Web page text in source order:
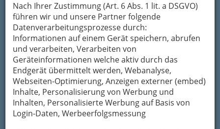
Nach Ihrer Zustimmung (Art. 6 Abs. 1 lit. a DSGVO)
führen wir und unsere Partner folgende
Datenverarbeitungsprozesse durch:
Informationen auf einem Gerät speichern, abrufen
und verarbeiten, Verarbeiten von
Geräteinformationen welche aktiv durch das
Endgerät übermittelt werden, Webanalyse,
Webseiten-Optimierung, Anzeigen externer (embed)
Inhalte, Personalisierung von Werbung und
Inhalten, Personalisierte Werbung auf Basis von
Login-Daten, Werbeerfolgsmessung
Navigation